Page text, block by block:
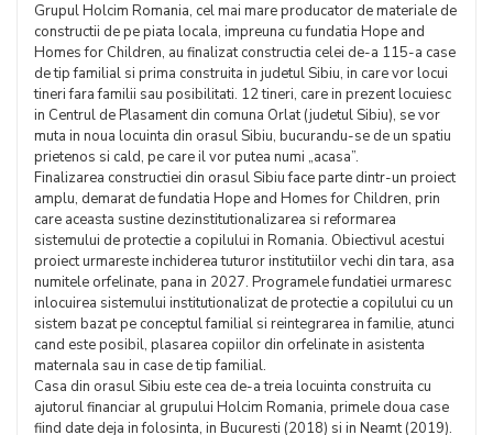
Grupul Holcim Romania, cel mai mare producator de materiale de
constructii de pe piata locala, impreuna cu fundatia Hope and
Homes for Children, au finalizat constructia celei de-a 115-a case
de tip familial si prima construita in judetul Sibiu, in care vor locui
tineri fara familii sau posibilitati. 12 tineri, care in prezent locuiesc
in Centrul de Plasament din comuna Orlat (judetul Sibiu), se vor
muta in noua locuinta din orasul Sibiu, bucurandu-se de un spatiu
prietenos si cald, pe care il vor putea numi „acasa”.
Finalizarea constructiei din orasul Sibiu face parte dintr-un proiect
amplu, demarat de fundatia Hope and Homes for Children, prin
care aceasta sustine dezinstitutionalizarea si reformarea
sistemului de protectie a copilului in Romania. Obiectivul acestui
proiect urmareste inchiderea tuturor institutiilor vechi din tara, asa
numitele orfelinate, pana in 2027. Programele fundatiei urmaresc
inlocuirea sistemului institutionalizat de protectie a copilului cu un
sistem bazat pe conceptul familial si reintegrarea in familie, atunci
cand este posibil, plasarea copiilor din orfelinate in asistenta
maternala sau in case de tip familial.
Casa din orasul Sibiu este cea de-a treia locuinta construita cu
ajutorul financiar al grupului Holcim Romania, primele doua case
fiind date deja in folosinta, in Bucuresti (2018) si in Neamt (2019).